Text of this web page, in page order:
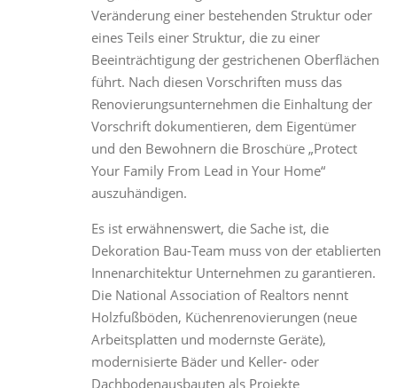
Veränderung einer bestehenden Struktur oder
eines Teils einer Struktur, die zu einer
Beeinträchtigung der gestrichenen Oberflächen
führt. Nach diesen Vorschriften muss das
Renovierungsunternehmen die Einhaltung der
Vorschrift dokumentieren, dem Eigentümer
und den Bewohnern die Broschüre „Protect
Your Family From Lead in Your Home“
auszuhändigen.
Es ist erwähnenswert, die Sache ist, die
Dekoration Bau-Team muss von der etablierten
Innenarchitektur Unternehmen zu garantieren.
Die National Association of Realtors nennt
Holzfußböden, Küchenrenovierungen (neue
Arbeitsplatten und modernste Geräte),
modernisierte Bäder und Keller- oder
Dachbodenausbauten als Projekte